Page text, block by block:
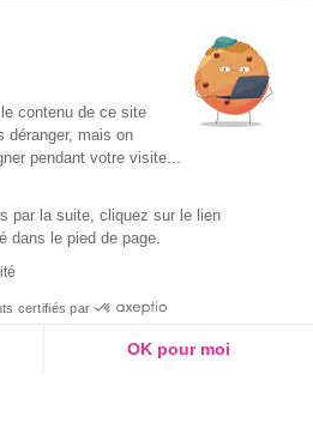
& le
contenu de ce site
déranger, mais on
pendant votre visite...
par la suite, cliquez sur le lien
dans le pied de page.
certifiés par
OK pour moi